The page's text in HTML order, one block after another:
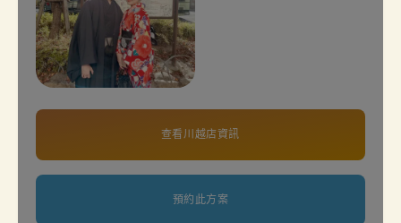
查看川越店資訊
預約此方案